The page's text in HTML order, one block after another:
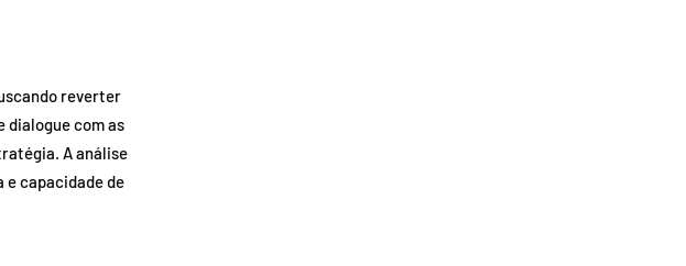
reverter
dialogue com as
A análise
e capacidade de